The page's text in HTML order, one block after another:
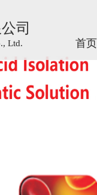
司
Ltd. 首页
司
Ltd. 首页